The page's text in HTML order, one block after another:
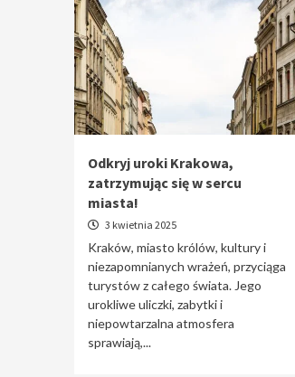
Odkryj uroki Krakowa,
zatrzymując się w sercu
miasta!
3 kwietnia 2025
Kraków, miasto królów, kultury i
niezapomnianych wrażeń, przyciąga
turystów z całego świata. Jego
urokliwe uliczki, zabytki i
niepowtarzalna atmosfera
sprawiają,...